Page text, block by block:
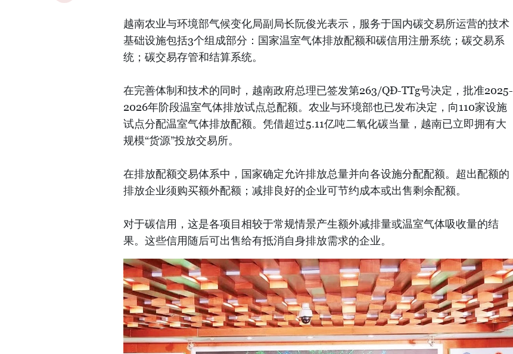
越南农业与环境部气候变化局副局长阮俊光表示，服务于国内碳交易所运营的技术
基础设施包括3个组成部分：国家温室气体排放配额和碳信用注册系统；碳交易系
统；碳交易存管和结算系统。
在完善体制和技术的同时，越南政府总理已签发第263/QĐ-TTg号决定，批准2025-
2026年阶段温室气体排放试点总配额。农业与环境部也已发布决定，向110家设施
试点分配温室气体排放配额。凭借超过5.11亿吨二氧化碳当量，越南已立即拥有大
规模“货源”投放交易所。
在排放配额交易体系中，国家确定允许排放总量并向各设施分配配额。超出配额的
排放企业须购买额外配额；减排良好的企业可节约成本或出售剩余配额。
对于碳信用，这是各项目相较于常规情景产生额外减排量或温室气体吸收量的结
果。这些信用随后可出售给有抵消自身排放需求的企业。